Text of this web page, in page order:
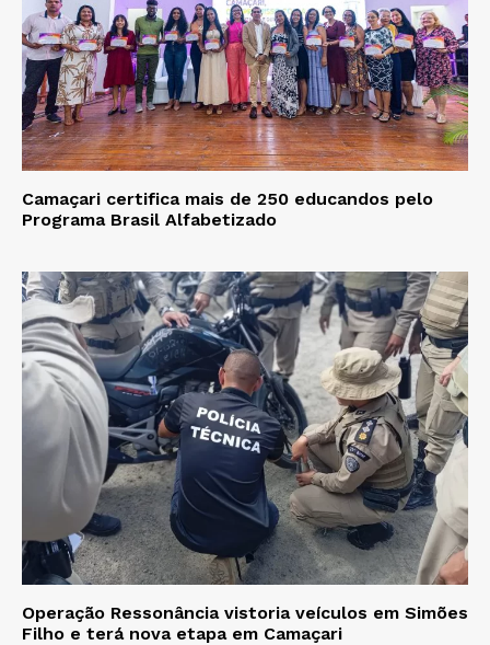
Camaçari certifica mais de 250 educandos pelo
Programa Brasil Alfabetizado
Operação Ressonância vistoria veículos em Simões
Filho e terá nova etapa em Camaçari